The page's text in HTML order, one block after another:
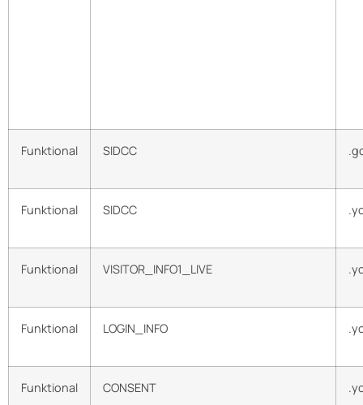
Funktional SIDCC
Funktional SIDCC
Funktional VISITOR_INFO1_LIVE
Funktional LOGIN_INFO
Funktional CONSENT